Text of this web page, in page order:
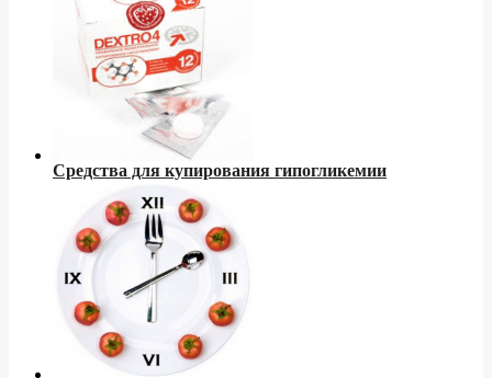
Средства для купирования гипогликемии